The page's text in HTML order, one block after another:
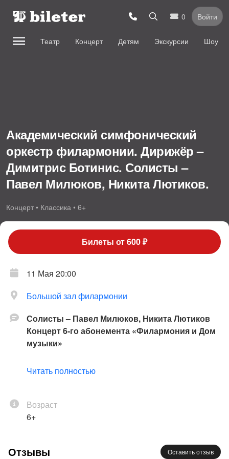
0 Войти
Театр Концерт Детям Экскурсии Шоу
Академический симфонический
оркестр филармонии. Дирижёр –
Димитрис Ботинис. Солисты –
Павел Милюков, Никита Лютиков.
Концерт • Классика • 6+
Билеты от 600 ₽
11 Мая 20:00
Большой зал филармонии
Солисты – Павел Милюков, Никита Лютиков
Концерт 6-го абонемента «Филармония и Дом
музыки»
Академический симфонический оркестр
Никита Лютиков - кларнет;
Павел Милюков - скрипка
оркестром;
: Симфония №
Читать полностью
Возраст
6+
Отзывы Оставить отзыв